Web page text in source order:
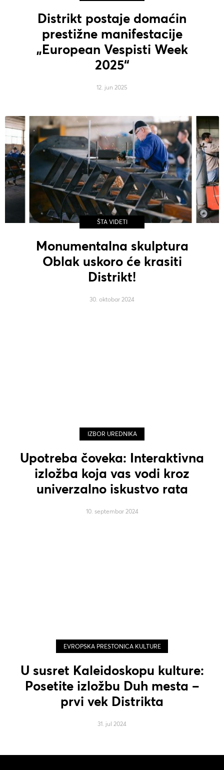
Distrikt postaje domaćin
prestižne manifestacije
„European Vespisti Week
2025“
12. jun 2025
ŠTA VIDETI
Monumentalna skulptura
Oblak uskoro će krasiti
Distrikt!
30. oktobar 2024
IZBOR UREDNIKA
Upotreba čoveka: Interaktivna
izložba koja vas vodi kroz
univerzalno iskustvo rata
10. septembar 2024
EVROPSKA PRESTONICA KULTURE
U susret Kaleidoskopu kulture:
Posetite izložbu Duh mesta –
prvi vek Distrikta
31. jul 2024